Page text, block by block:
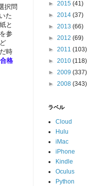
択問
た
と
参
時
合格
► 2015 (41)
► 2014 (37)
► 2013 (66)
► 2012 (69)
► 2011 (103)
► 2010 (118)
► 2009 (337)
► 2008 (343)
ラベル
Cloud
Hulu
iMac
iPhone
Kindle
Oculus
Python